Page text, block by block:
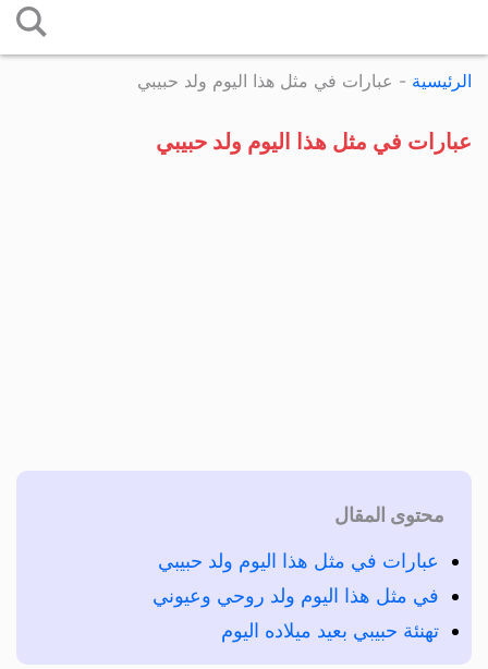
إلى
المحتوى
الرئيسية - عبارات في مثل هذا اليوم ولد حبيبي
عبارات في مثل هذا اليوم ولد حبيبي
محتوى المقال
عبارات في مثل هذا اليوم ولد حبيبي
في مثل هذا اليوم ولد روحي وعيوني
تهنئة حبيبي بعيد ميلاده اليوم